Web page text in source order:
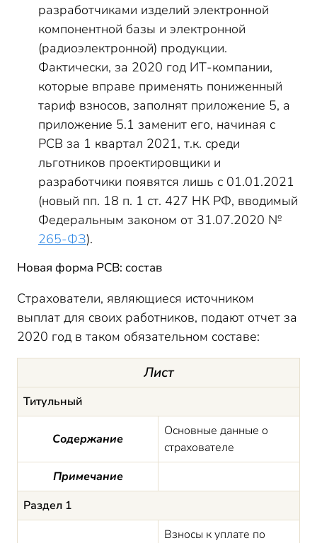
разработчиками изделий электронной
компонентной базы и электронной
(радиоэлектронной) продукции.
Фактически, за 2020 год ИТ-компании,
которые вправе применять пониженный
тариф взносов, заполнят приложение 5, а
приложение 5.1 заменит его, начиная с
РСВ за 1 квартал 2021, т.к. среди
льготников проектировщики и
разработчики появятся лишь с 01.01.2021
(новый пп. 18 п. 1 ст. 427 НК РФ, вводимый
Федеральным законом от 31.07.2020 №
265-ФЗ).
Новая форма РСВ: состав
Страхователи, являющиеся источником
выплат для своих работников, подают отчет за
2020 год в таком обязательном составе:
Лист
Титульный
Содержание
Основные данные о
страхователе
Примечание
Раздел 1
Взносы к уплате по